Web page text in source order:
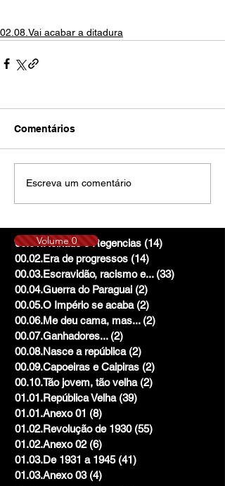
02.08.Vai acabar a ditadura
Comentários
Escreva um comentário
00.01.Reinado e Regencias (14)
00.02.Era de progressos (14)
00.03.Escravidão, racismo e... (33)
00.04.Guerra do Paraguai (2)
00.05.O Império se acaba (2)
00.06.Me deu cama, mas... (2)
00.07.Ganhadores... (2)
00.08.Nasce a república (2)
00.09.Capoeiras e Caipiras (2)
00.10.Tão jovem, tão velha (2)
01.01.República Velha (39)
01.01.Anexo 01 (8)
01.02.Revolução de 1930 (55)
01.02.Anexo 02 (6)
01.03.De 1931 a 1945 (41)
01.03.Anexo 03 (4)
Volume 0